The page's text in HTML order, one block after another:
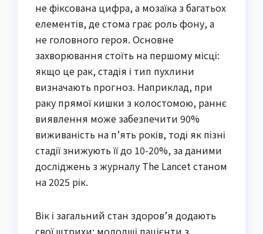
не фіксована цифра, а мозаїка з багатьох
елементів, де стома грає роль фону, а
не головного героя. Основне
захворювання стоїть на першому місці:
якщо це рак, стадія і тип пухлини
визначають прогноз. Наприклад, при
раку прямої кишки з колостомою, раннє
виявлення може забезпечити 90%
виживаність на п’ять років, тоді як пізні
стадії знижують її до 10-20%, за даними
досліджень з журналу The Lancet станом
на 2025 рік.
Вік і загальний стан здоров’я додають